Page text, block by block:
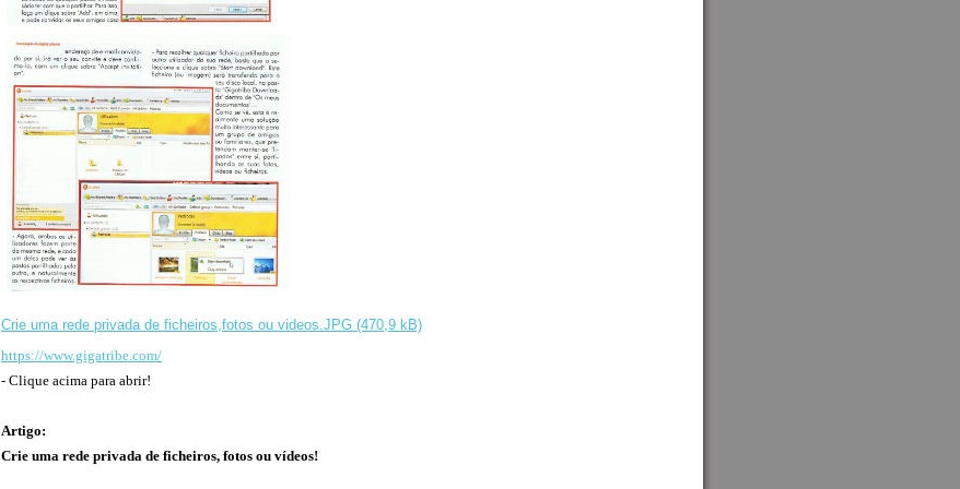
Crie uma rede privada de ficheiros,fotos ou videos.JPG (470,9 kB)
https://www.gigatribe.com/
- Clique acima para abrir!
Artigo:
Crie uma rede privada de ficheiros, fotos ou vídeos!